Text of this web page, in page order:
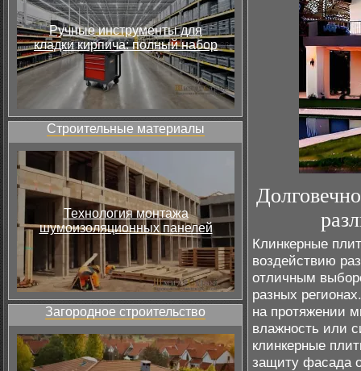
Ручные инструменты для
кладки кирпича: полный набор
Строительные материалы
Технология монтажа
шумоизоляционных панелей
Загородное строительство
Клинкерные
воздействию
отличным
разных
на протяжении
влажность или
клинкерные
защиту фасада